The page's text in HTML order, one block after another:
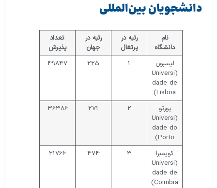
دانشجویان بین‌المللی
نام
دانشگاه
رتبه در
پرتغال
رتبه در
جهان
تعداد
پذیرش
لیسبون
(Universi
dade de
Lisboa)
1
225
49847
پورتو
(Universi
dade do
Porto)
2
271
36386
کویمبرا
(Universi
dade de
Coimbra)
3
474
21766